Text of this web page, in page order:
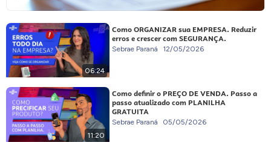
06:24
Como ORGANIZAR sua EMPRESA. Reduzir
erros e crescer com SEGURANÇA.
Sebrae Paraná 12/05/2026
11:20
Como definir o PREÇO DE VENDA. Passo a
passo atualizado com PLANILHA
GRATUITA
Sebrae Paraná 05/05/2026